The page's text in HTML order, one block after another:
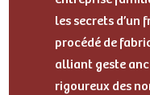
les secrets
procédé de
alliant geste
rigoureux des